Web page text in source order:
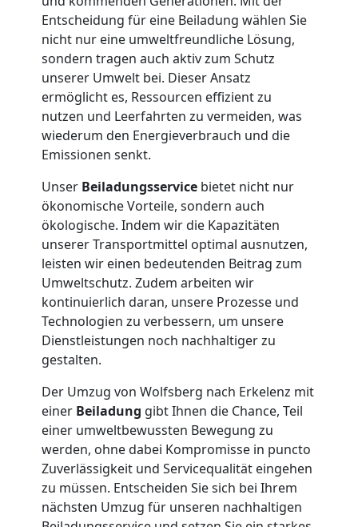
Entscheidung für eine Beiladung wählen Sie
nicht nur eine umweltfreundliche Lösung,
sondern tragen auch aktiv zum Schutz
unserer Umwelt bei. Dieser Ansatz
ermöglicht es, Ressourcen effizient zu
nutzen und Leerfahrten zu vermeiden, was
wiederum den Energieverbrauch und die
Emissionen senkt.
Unser Beiladungsservice bietet nicht nur
ökonomische Vorteile, sondern auch
ökologische. Indem wir die Kapazitäten
unserer Transportmittel optimal ausnutzen,
leisten wir einen bedeutenden Beitrag zum
Umweltschutz. Zudem arbeiten wir
kontinuierlich daran, unsere Prozesse und
Technologien zu verbessern, um unsere
Dienstleistungen noch nachhaltiger zu
gestalten.
Der Umzug von Wolfsberg nach Erkelenz mit
einer Beiladung gibt Ihnen die Chance, Teil
einer umweltbewussten Bewegung zu
werden, ohne dabei Kompromisse in puncto
Zuverlässigkeit und Servicequalität eingehen
zu müssen. Entscheiden Sie sich bei Ihrem
nächsten Umzug für unseren nachhaltigen
Wolfsberg
Privatumzug
Wolfsberg
Tresortransport
Wolfsberg
Umzug
für
Senioren
Wolfsberg